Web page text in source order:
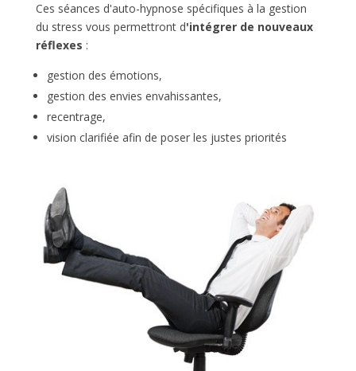
Ces séances d'auto-hypnose spécifiques à la gestion
du stress vous permettront d'intégrer de nouveaux
réflexes :
gestion des émotions,
gestion des envies envahissantes,
recentrage,
vision clarifiée afin de poser les justes priorités